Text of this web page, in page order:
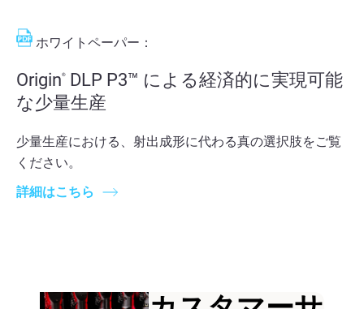
ホワイトペーパー：
Origin®
DLP P3™ による経済的に実現可能
な少量生産
少量生産における、射出成形に代わる真の選択肢をご覧
ください。
詳細はこちら